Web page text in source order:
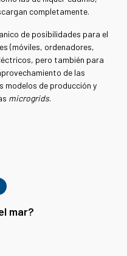
completamente.
de posibilidades para el
(móviles, ordenadores,
pero también para
de las
modelos de producción y
microgrids.
mar?